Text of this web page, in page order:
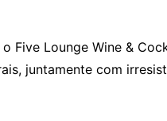
Five Lounge Wine &
juntamente com